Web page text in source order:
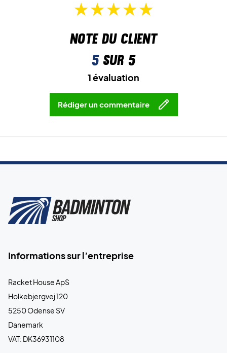
Note du client
5sur 5
1 évaluation
Rédiger un commentaire
Informations sur l’entreprise
Racket House ApS
Holkebjergvej 120
5250 Odense SV
Danemark
VAT: DK36931108